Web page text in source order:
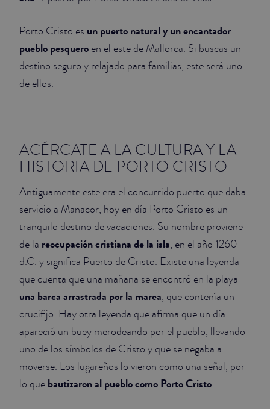
Porto Cristo es un puerto natural y un encantador
pueblo pesquero en el este de Mallorca. Si buscas un
destino seguro y relajado para familias, este será uno
de ellos.
ACÉRCATE A LA CULTURA Y LA
HISTORIA DE PORTO CRISTO
Antiguamente este era el concurrido puerto que daba
servicio a Manacor, hoy en día Porto Cristo es un
tranquilo destino de vacaciones. Su nombre proviene
de la reocupación cristiana de la isla, en el año 1260
d.C. y significa Puerto de Cristo. Existe una leyenda
que cuenta que una mañana se encontró en la playa
una barca arrastrada por la marea, que contenía un
crucifijo. Hay otra leyenda que afirma que un día
apareció un buey merodeando por el pueblo, llevando
uno de los símbolos de Cristo y que se negaba a
moverse. Los lugareños lo vieron como una señal, por
lo que bautizaron al pueblo como Porto Cristo.
JUNIOR SUITES
SUITE